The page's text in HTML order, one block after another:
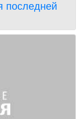
последней